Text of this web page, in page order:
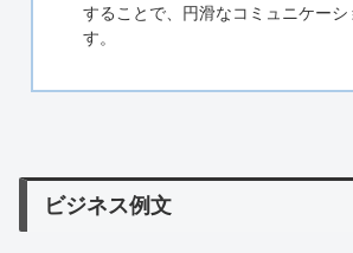
することで、円滑なコミュニケーシ
す。
ビジネス例文